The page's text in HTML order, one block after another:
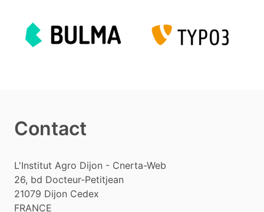
Contact
L'Institut Agro Dijon - Cnerta-Web
26, bd Docteur-Petitjean
21079 Dijon Cedex
FRANCE